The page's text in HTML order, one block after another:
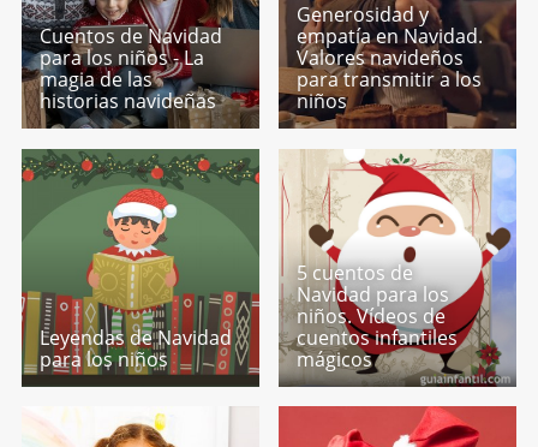
Cuentos de Navidad
para los niños - La
magia de las
historias navideñas
Generosidad y
empatía en Navidad.
Valores navideños
para transmitir a los
niños
Leyendas de Navidad
para los niños
5 cuentos de
Navidad para los
niños. Vídeos de
cuentos infantiles
mágicos